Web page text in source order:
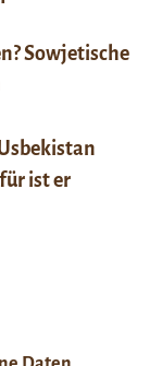
Sowjetische
ist er